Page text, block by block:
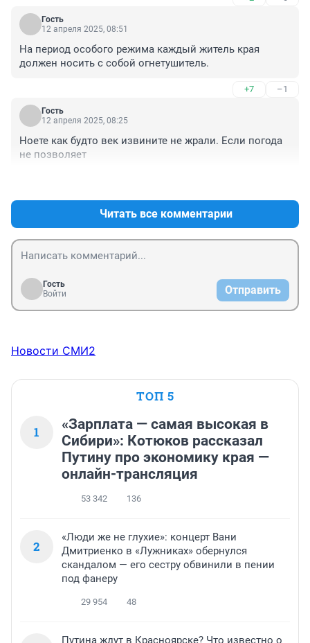
Гость
12 апреля 2025, 08:51
На период особого режима каждый житель края
должен носить с собой огнетушитель.
+7 –1
Гость
12 апреля 2025, 08:25
Ноете как будто век извините не жрали. Если погода
не позволяет
Читать все комментарии
Гость
Войти
Отправить
Новости СМИ2
ТОП 5
1
«Зарплата — самая высокая в
Сибири»: Котюков рассказал
Путину про экономику края —
онлайн-трансляция
53 342 136
2
«Люди же не глухие»: концерт Вани
Дмитриенко в «Лужниках» обернулся
скандалом — его сестру обвинили в пении
под фанеру
29 954 48
Путина ждут в Красноярске? Что известно о